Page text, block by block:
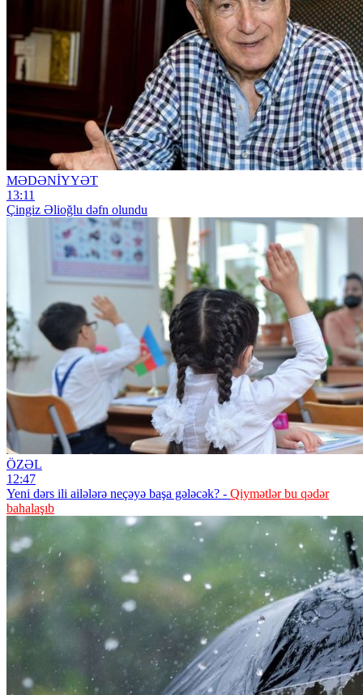
MƏDƏNİYYƏT
13:11
Çingiz Əlioğlu dəfn olundu
ÖZƏL
12:47
Yeni dərs ili ailələrə neçəyə başa gələcək? - Qiymətlər bu qədər
bahalaşıb